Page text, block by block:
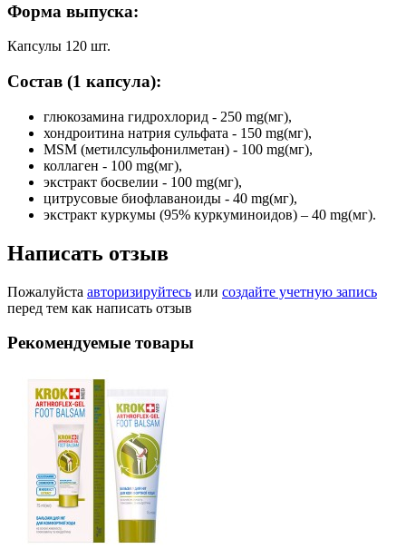
Форма выпуска:
Капсулы 120 шт.
Состав (1 капсула):
глюкозамина гидрохлорид - 250 mg(мг),
хондроитина натрия сульфата - 150 mg(мг),
MSM (метилсульфонилметан) - 100 mg(мг),
коллаген - 100 mg(мг),
экстракт босвелии - 100 mg(мг),
цитрусовые биофлаваноиды - 40 mg(мг),
экстракт куркумы (95% куркуминоидов) – 40 mg(мг).
Написать отзыв
Пожалуйста авторизируйтесь или создайте учетную запись
перед тем как написать отзыв
Рекомендуемые товары